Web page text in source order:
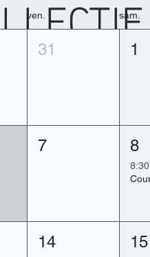
ven. sam.
31 1
7 8
8:30
14 15